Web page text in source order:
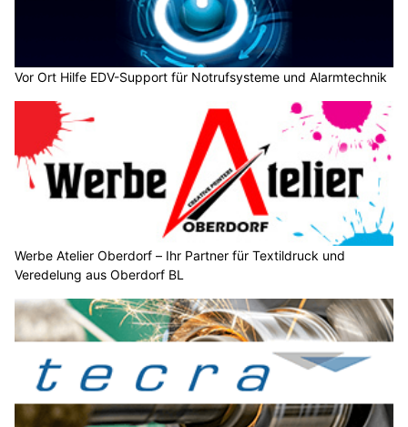
Vor Ort Hilfe EDV-Support für Notrufsysteme und Alarmtechnik
Werbe Atelier Oberdorf – Ihr Partner für Textildruck und
Veredelung aus Oberdorf BL